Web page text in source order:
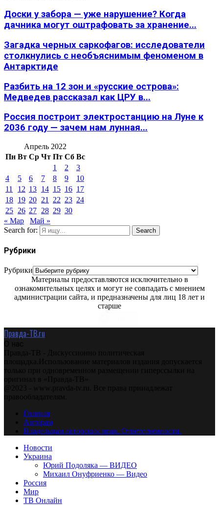
Доски у забора — уже нарушение? Когда
дачника могут оштрафовать за хранение...
Загадка черных саркофагов: исследователи
столкнулись с необъяснимым феноменом в
Антарктиде
Разбить на 12 зон и «русские острова»:
Медведев рассказал как ЦРУ в...
Россия построит электростанцию на Луне к
2036 году — зачем нам лунная...
Апрель 2022
Пн Вт Ср Чт Пт Сб Вс
1
2
3
4
5 6 7 8 9
10
11
12 13 14 15 16 17
18 19 20 21 22 23 24
25 26 27 28 29 30
« Мар
Май »
Search for:
Search
Рубрики
Рубрики
Материалы предоставляются исключительно в
ознакомительных целях и могут не совпадать с мнением
администрации сайта, и предназначены для лиц 18 лет и
старше
Правда-ТВ.ru
О нас
Правда-ТВ - Дискуссионно политическая
площадка.Использование материалов издания допускается
только при одновременном размещении гиперссылки на
оригинал в «Правда-ТВ»
@2023 - www.pravda-tv.ru. Все права принадлежат
правообладателям.
Главная
Авторам
Владельцам авторских прав. Ответственности.
Новости
Украина
Юрий Подоляка — ВИДЕО
Михаил Онуфриенко — Видео
Россия
Мир
ТВ Онлайн